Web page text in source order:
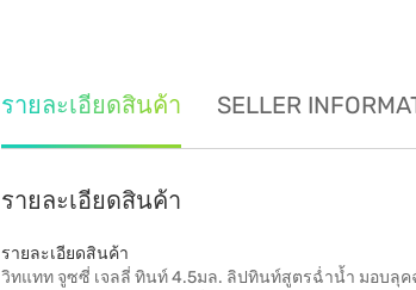
รายละเอียดสินค้า SELLER
รายละเอียดสินค้า
รายละเอียดสินค้า
วิทแทท จูซซี่ เจลลี่ ทินท์ 4.5มล. ลิปทินท์สูตรฉ่ำน้ำ มอบลุ